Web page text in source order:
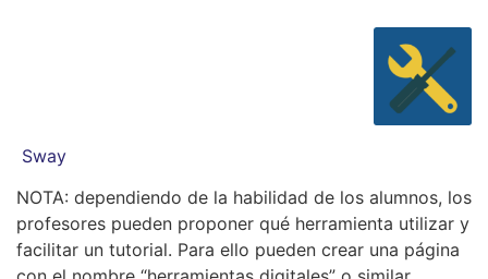
Sway
NOTA: dependiendo de la habilidad de los alumnos, los
profesores pueden proponer qué herramienta utilizar y
facilitar un tutorial. Para ello pueden crear una página